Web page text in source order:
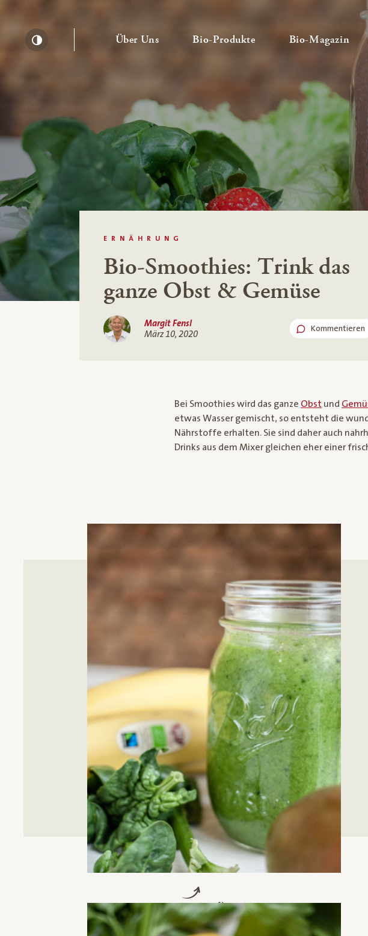
Über Uns— Untermenü ausklappen
Bio-Produkte— UntermenüBio-Magazin —
ERNÄHRUNG
Bio-Smoothies: Trink das
ganze Obst & Gemüse
Margit Fensl
März 10, 2020
Kommentieren
Bei Smoothies wird das ganze Obst und
etwas Wasser gemischt, so entsteht die
Nährstoffe erhalten. Sie sind daher auch
Drinks aus dem Mixer gleichen eher einer
Geballte Vitaminkraft